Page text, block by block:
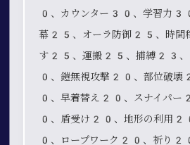
0、カウンター30、学習力
幕25、オーラ防御25、時間
す25、運搬25、捕縛23、
0、鎧無視攻撃20、部位破
0、早着替え20、スナイパ
0、盾受け20、地形の利用
0、ロープワーク20、祈り